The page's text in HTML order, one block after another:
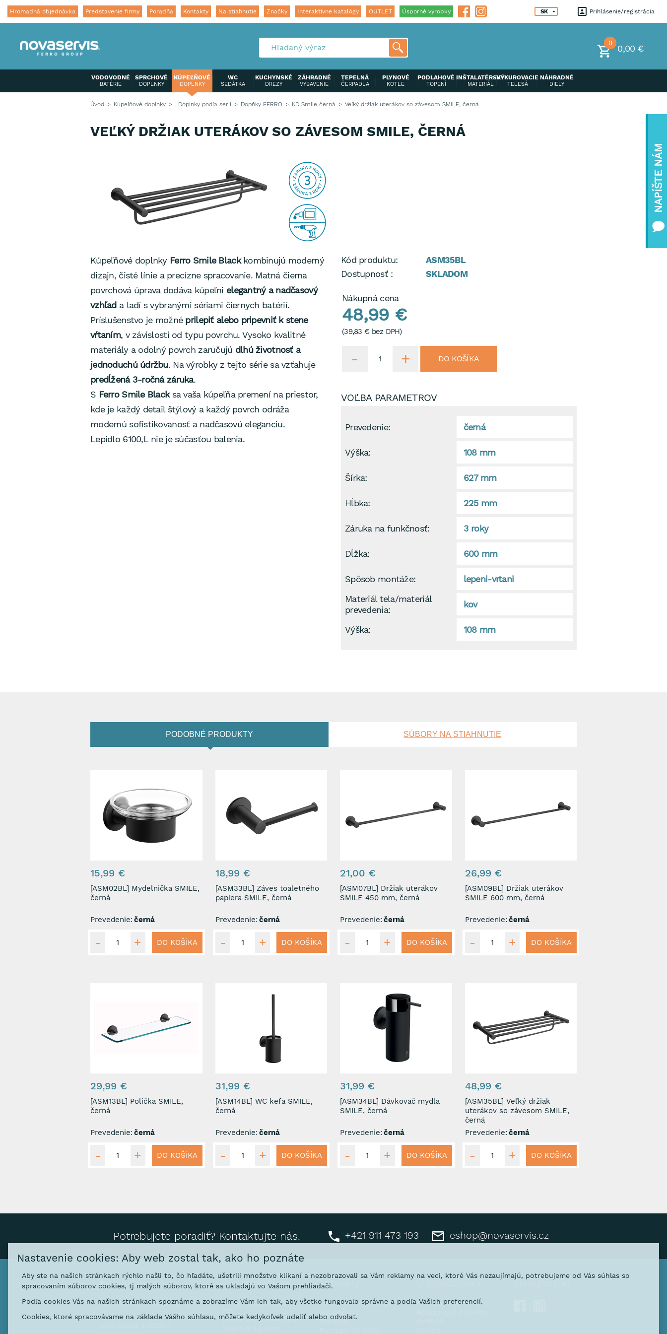
Prihlásenie registrácia
Hromadná objednávka Predstavenie firmy Poradňa Kontakty Na stiahnutie Značky Interaktívne katalógy OUTLET Úsporné výrobky SK
0
0,00 €
VODOVODNÉ
BATÉRIE
SPRCHOVÉ
DOPLNKY
KÚPEĽŇOVÉ
DOPLNKY
WC
SEDÁTKA
KUCHYNSKÉ
DREZY
ZÁHRADNÉ
VYBAVENIE
TEPELNÁ
ČERPADLA
PLYNOVÉ
KOTLE
PODLAHOVÉ
TOPENÍ
INŠTALATÉRSKÝ
MATERIÁL
VYKUROVACIE
TELESÁ
NÁHRADNÉ
DIELY
Úvod Kúpeľňové doplnky _Doplnky podľa sérií Dopňky FERRO KD Smile černá Veľký držiak uterákov so závesom SMILE, černá
VEĽKÝ DRŽIAK UTERÁKOV SO ZÁVESOM SMILE, ČERNÁ
Kúpeľňové doplnky Ferro Smile Blackkombinujú moderný
dizajn, čisté línie a precízne spracovanie. Matná čierna
povrchová úprava dodáva kúpeľni elegantný a nadčasový
vzhľada ladí s vybranými sériami čiernych batérií.
Príslušenstvo je možné prilepiť alebo pripevniť k stene
vŕtaním, v závislosti od typu povrchu. Vysoko kvalitné
materiály a odolný povrch zaručujú dlhú životnosť a
jednoduchú údržbu. Na výrobky z tejto série sa vzťahuje
predĺžená 3-ročná záruka.
S Ferro Smile Blacksa vaša kúpeľňa premení na priestor,
kde je každý detail štýlový a každý povrch odráža
modernú sofistikovanosť a nadčasovú eleganciu.
Lepidlo 6100,L nie je súčasťou balenia.
Kód produktu:
ASM35BL
Dostupnosť :
SKLADOM
Nákupná cena
48,99 €
(39,83 € bez DPH)
DO KOŠÍKA
VOĽBA PARAMETROV
Prevedenie: černá
Výška: 108 mm
Šírka: 627 mm
Hĺbka: 225 mm
Záruka na funkčnosť: 3 roky
Dĺžka: 600 mm
Spôsob montáže:
lepeni-vrtani
Materiál tela/materiál
prevedenia:
kov
Výška: 108 mm
PODOBNÉ PRODUKTY SÚBORY NA STIAHNUTIE
15,99 €
[ASM02BL] Mydelnička SMILE,
černá
Prevedenie: černá
DO KOŠÍKA
18,99 €
[ASM33BL] Záves toaletného
papiera SMILE, černá
Prevedenie: černá
DO KOŠÍKA
21,00 €
[ASM07BL] Držiak uterákov
SMILE 450 mm, černá
Prevedenie: černá
DO KOŠÍKA
26,99 €
[ASM09BL] Držiak uterákov
SMILE 600 mm, černá
Prevedenie: černá
DO KOŠÍKA
29,99 €
[ASM13BL] Polička SMILE,
černá
Prevedenie: černá
DO KOŠÍKA
31,99 €
[ASM14BL] WC kefa SMILE,
černá
Prevedenie: černá
DO KOŠÍKA
31,99 €
[ASM34BL] Dávkovač mydla
SMILE, černá
Prevedenie: černá
DO KOŠÍKA
48,99 €
[ASM35BL] Veľký držiak
uterákov so závesom SMILE,
černá
Prevedenie: černá
DO KOŠÍKA
Potrebujete poradiť? Kontaktujte nás. +421 911 473 193 eshop@novaservis.cz
Kontakt
NOVASERVIS FERRO SK s. r
.o.
Pre zákazníkov
Prečo nakupovať u
Obchodné podmienky
Aktuality
Interaktívne katalógy
Galvanovňa
Stoláreň
O spoločnosti
Predstavenie firmy
Sledujte nás
NAPÍŠTE NÁM
Nastavenie cookies: Aby web zostal tak, ako ho poznáte
Aby ste na našich stránkach rýchlo našli to, čo hľadáte, ušetrili množstvo klikaní a nezobrazovali sa Vám reklamy na veci, ktoré Vás nezaujímajú, potrebujeme od Vás súhlas so
spracovaním súborov cookies, tj malých súborov, ktoré sa ukladajú vo Vašom prehliadači.
Podľa cookies Vás na našich stránkach spoznáme a zobrazíme Vám ich tak, aby všetko fungovalo správne a podľa Vašich preferencií.
Cookies, ktoré spracovávame na základe Vášho súhlasu, môžete kedykoľvek udeliť alebo odvolať.